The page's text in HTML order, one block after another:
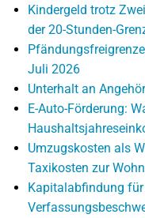
Kindergeld trotz
der 20-Stunden-
Juli 2026
Unterhalt an
E-Auto-Förderung:
Umzugskosten als
Taxikosten zur
Kapitalabfindung